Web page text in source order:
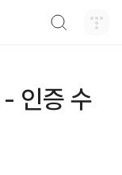
인증 수